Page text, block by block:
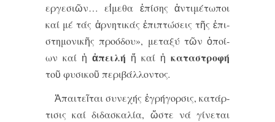
ερ­γε­σι­ῶν… εἰ­́­με­θα ἐ­πι­́­σης ἀν­τι­με­́­τω­ποι
καί μέ τα­́ς ἀρ­νη­τι­κα­́ς ἐ­πι­πτω­́­σεις τῆς ἐ­πι­
στη­μο­νι­κῆς προ­ο­́­δου», με­τα­ξύ τῶν ὁ­ποί­
ων καί ἡ ἀ­πει­λή ἤ καί ἡ κα­τα­στρο­φή
τοῦ φυ­σι­κοῦ πε­ρι­βάλ­λον­τος.
Ἀ­παι­τεῖ­ται συ­νε­χής ἐ­γρή­γορ­σις, κα­τάρ­
τι­σις καί δι­δα­σκα­λί­α, ὥ­στε νά γί­νε­ται